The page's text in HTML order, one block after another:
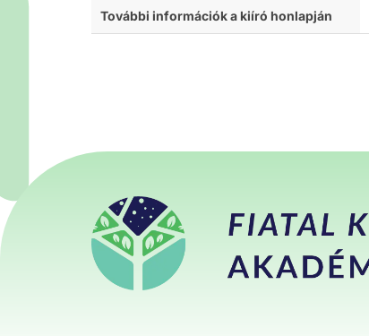
További információk a kiíró honlapján